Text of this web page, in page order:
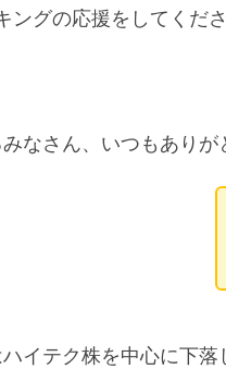
ングの応援をしてくだ
みなさん、いつもあり
イテク株を中心に下落